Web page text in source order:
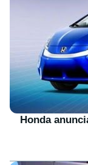
Honda